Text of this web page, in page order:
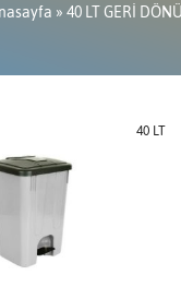
» 40 LT GERİ
40 LT